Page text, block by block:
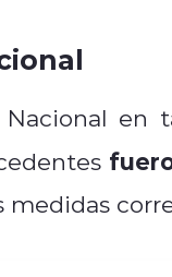
Nacional
medidas